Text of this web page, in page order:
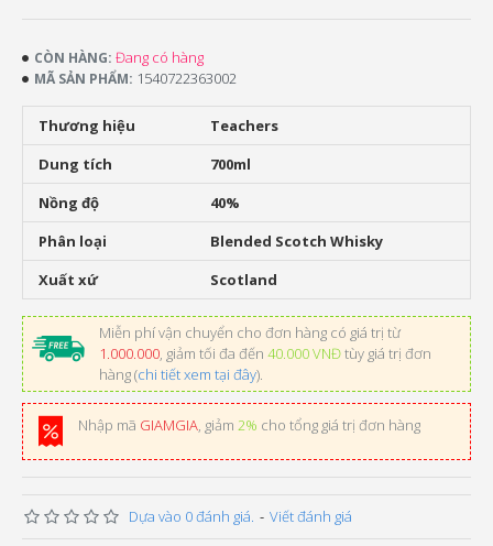
Thương hiệu
Teachers
Dung tích
700ml
Nồng độ
40%
Phân loại
Blended Scotch Whisky
Xuất xứ
Scotland
Miễn phí vận chuyển cho đơn hàng có giá trị từ
1.000.000, giảm tối đa đến 40.000 VNĐtùy giá trị đơn
hàng (chi tiết xem tại đây).
Nhập mã GIAMGIA, giảm 2% cho tổng giá trị đơn hàng
CÒN HÀNG: Đang có hàng
MÃ SẢN PHẨM: 1540722363002
Dựa vào 0 đánh giá. - Viết đánh giá